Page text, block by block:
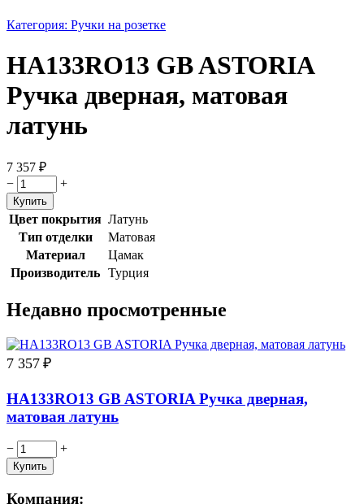
Категория: Ручки на розетке
HA133RO13 GB ASTORIA
Ручка дверная, матовая
латунь
7 357 ₽
−
+
Цвет покрытия Латунь
Тип отделки
Матовая
Материал
Цамак
Производитель Турция
Недавно просмотренные
7 357 ₽
HA133RO13 GB ASTORIA Ручка дверная,
матовая латунь
− +
Компания: